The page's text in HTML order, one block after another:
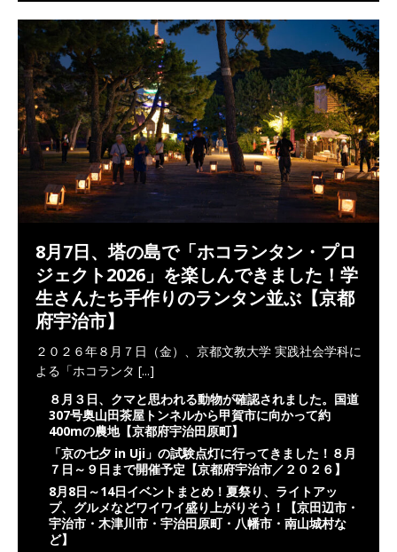
8月7日、塔の島で「ホコランタン・プロ
ジェクト2026」を楽しんできました！学
生さんたち手作りのランタン並ぶ【京都
府宇治市】
２０２６年８月７日（金）、京都文教大学 実践社会学科に
よる「ホコランタ [...]
８月３日、クマと思われる動物が確認されました。国道
307号奥山田茶屋トンネルから甲賀市に向かって約
400mの農地【京都府宇治田原町】
「京の七夕 in Uji」の試験点灯に行ってきました！８月
７日～９日まで開催予定【京都府宇治市／２０２６】
8月8日～14日イベントまとめ！夏祭り、ライトアッ
プ、グルメなどワイワイ盛り上がりそう！【京田辺市・
宇治市・木津川市・宇治田原町・八幡市・南山城村な
ど】